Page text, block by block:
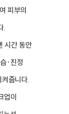
피부의
.
시간 동안
·진정
줍니다.
업이